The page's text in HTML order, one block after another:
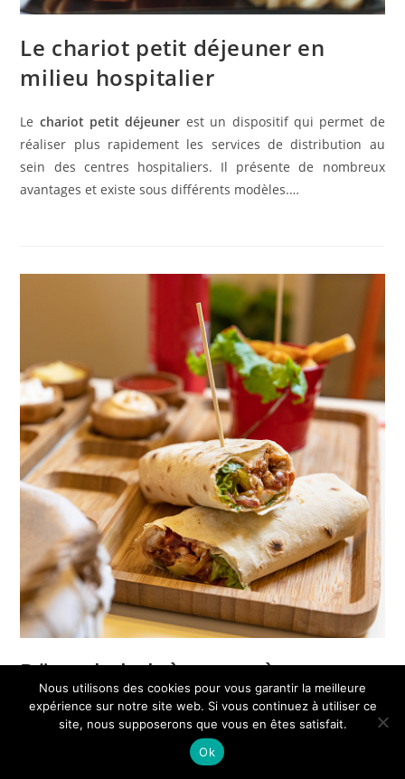
Le chariot petit déjeuner en
milieu hospitalier
Le chariot petit déjeuner est un dispositif qui permet de
réaliser plus rapidement les services de distribution au
sein des centres hospitaliers. Il présente de nombreux
avantages et existe sous différents modèles.…
Döner kebab à gaz ou à
électrique : une machine
indispensable pour votre
Nous utilisons des cookies pour vous garantir la meilleure
expérience sur notre site web. Si vous continuez à utiliser ce
site, nous supposerons que vous en êtes satisfait.
Ok